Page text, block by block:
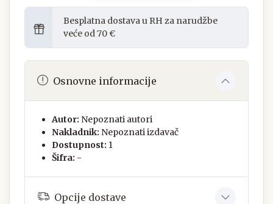
Besplatna dostava u RH za narudžbe
veće od 70 €
Osnovne informacije
Autor: Nepoznati autori
Nakladnik: Nepoznati izdavač
Dostupnost: 1
Šifra: -
Opcije dostave